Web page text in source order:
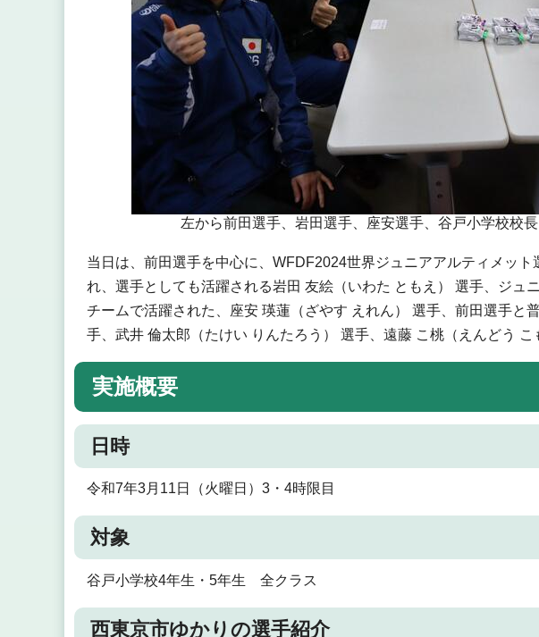
左から前田選手、岩田選手、座安選手、谷戸小学校校
当日は、前田選手を中心に、WFDF2024世界ジュニアアルティメッ
れ、選手としても活躍される岩田 友絵（いわた ともえ） 選手、ジュ
チームで活躍された、座安 瑛蓮（ざやす えれん） 選手、前田選手と
手、武井 倫太郎（たけい りんたろう） 選手、遠藤 こ桃（えんどう こ
実施概要
日時
令和7年3月11日（火曜日）3・4時限目
対象
谷戸小学校4年生・5年生 全クラス
西東京市ゆかりの選手紹介